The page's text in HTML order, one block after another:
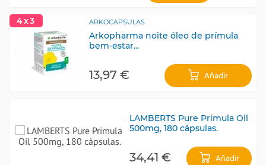
4x3 ARKOCAPSULAS
Arkopharma noite óleo de prímula
bem-estar...
13,97 € Añadir
LAMBERTS Pure Primula Oil
500mg, 180 cápsulas.
34,41 € Añadir